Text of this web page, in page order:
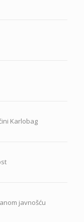
Karlobag
javnošću